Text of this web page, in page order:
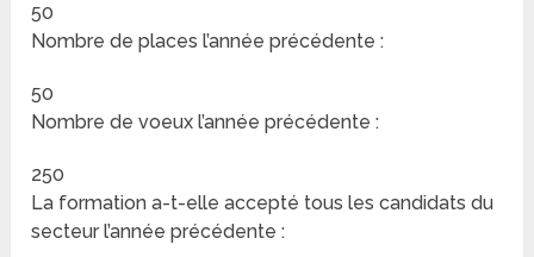
50
Nombre de places l’année précédente :
50
Nombre de voeux l’année précédente :
250
La formation a-t-elle accepté tous les candidats du
secteur l’année précédente :